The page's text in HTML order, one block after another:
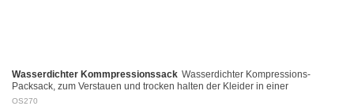
Wasserdichter Kommpressionssack Wasserdichter Kompressions-
Packsack, zum Verstauen und trocken halten der Kleider in einer
Reisetasche. Leicht und universell einsetzbar mi…
OS270